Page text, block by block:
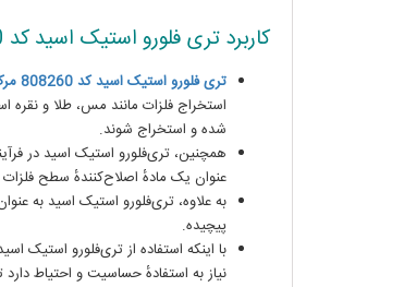
کاربردتری فلورو استیک اسید کد 808260
تری فلورواستیک اسید کد 808260 مرک
استخراج فلزات مانند مس، طلا و
شده و استخراج شوند.
همچنین، تری‌فلورو استیک اسید در
عنوان یک مادهٔ اصلاح‌کنندهٔ سطح
به علاوه، تری‌فلورو استیک اسید به
پیچیده.
با اینکه استفاده از تری‌فلورو استیک
نیاز به استفادهٔ حساسیت و احتیاط